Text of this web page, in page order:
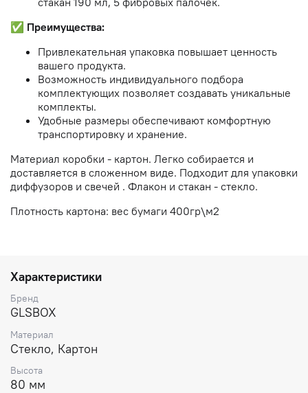
✅ Преимущества:
Привлекательная упаковка повышает ценность
вашего продукта.
Возможность индивидуального подбора
комплектующих позволяет создавать уникальные
комплекты.
Удобные размеры обеспечивают комфортную
транспортировку и хранение.
Материал коробки - картон. Легко собирается и
доставляется в сложенном виде. Подходит для упаковки
диффузоров и свечей . Флакон и стакан - стекло.
Плотность картона: вес бумаги 400гр\м2
Характеристики
Бренд
GLSBOX
Материал
Стекло, Картон
Высота
80 мм